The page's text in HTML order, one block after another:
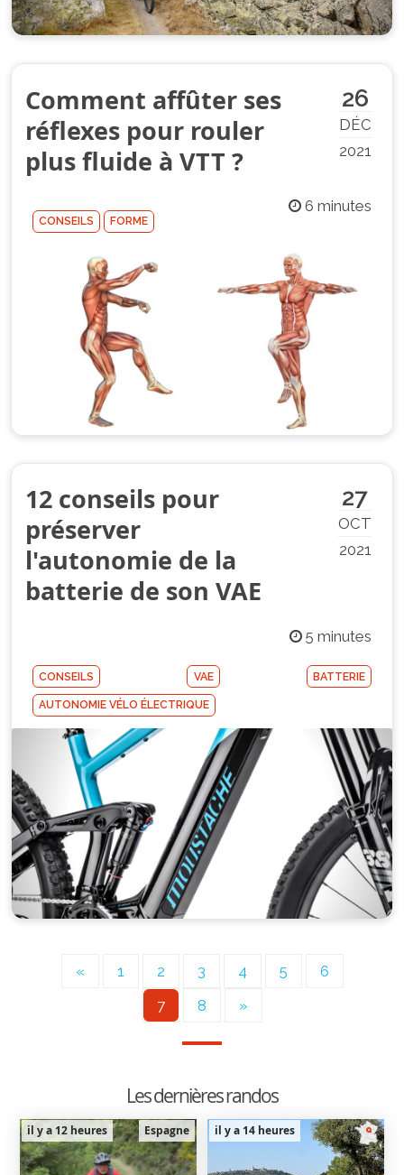
26
DÉC
2021
Comment affûter ses
réflexes pour rouler
plus fluide à VTT ?
6 minutes
CONSEILS FORME
27
OCT
2021
12 conseils pour
préserver
l'autonomie de la
batterie de son VAE
5 minutes
CONSEILS VAE BATTERIE
AUTONOMIE VÉLO ÉLECTRIQUE
« 1 2 3 4 5
6
7
8 »
Les dernières randos
il y a 12 heures Espagne il y a 14 heures